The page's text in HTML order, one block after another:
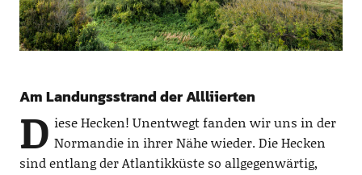
Am Landungsstrand der Allliierten
D iese Hecken! Unentwegt fanden wir uns in der
Normandie in ihrer Nähe wieder. Die Hecken
sind entlang der Atlantikküste so allgegenwärtig,